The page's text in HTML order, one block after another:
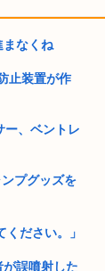
感じ！？」
はエアプ」
「少子化で
まなくね
止装置が作
ー、ベントレ
プグッズを
ださい。」
誤噴射した